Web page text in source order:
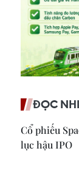
ĐỌC
Cổ phiếu
lục hậu IPO